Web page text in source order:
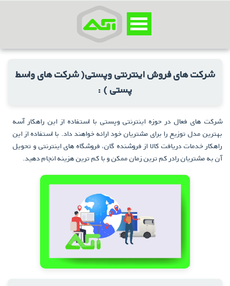
شرکت های فروش اینترنتی وپستی( شرکت های واسط
پستی ) :
شرکت های فعال در حوزه اینترنتی وپستی با استفاده از این راهکار آسه
بهترین مدل توزیع را برای مشتریان خود ارائه خواهند داد. با استفاده از این
راهکار خدمات دریافت کالا از فروشنده گان، فروشگاه های اینترنتی و تحویل
آن به مشتریان رادر کم ترین زمان ممکن و با کم ترین هزینه انجام دهید.